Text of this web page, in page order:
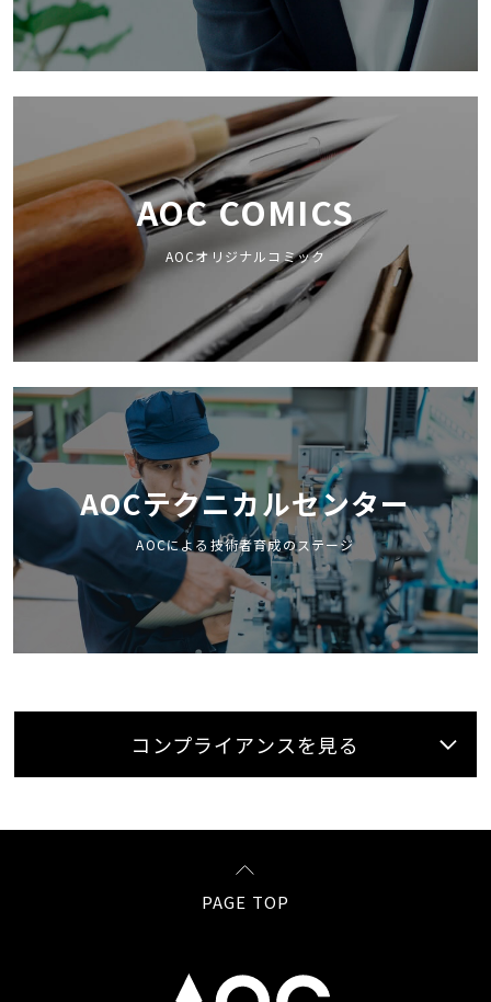
AOC COMICS
AOCオリジナルコミック
AOCテクニカルセンター
AOCによる技術者育成のステージ
コンプライアンスを見る
PAGE TOP